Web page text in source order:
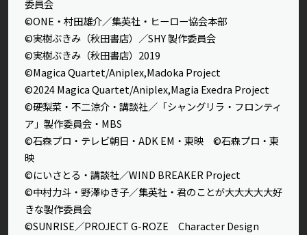
委員会
©ONE・村田雄介／集英社・ヒーロー協会本部
©実樹ぶきみ（秋田書店）／SHY 製作委員会
©実樹ぶきみ（秋田書店）2019
©Magica Quartet/Aniplex,Madoka Project
©2024 Magica Quartet/Aniplex,Magia Exedra Project
©硬梨菜・不二涼介・講談社／「シャングリラ・フロンティ
ア」製作委員会・MBS
©石森プロ・テレビ朝日・ADK EM・東映 ©石森プロ・東
映
©にいさとる・講談社／WIND BREAKER Project
©中村力斗・野澤ゆき子／集英社・君のことが大大大大大好
きな製作委員会
©SUNRISE／PROJECT G-ROZE Character Design